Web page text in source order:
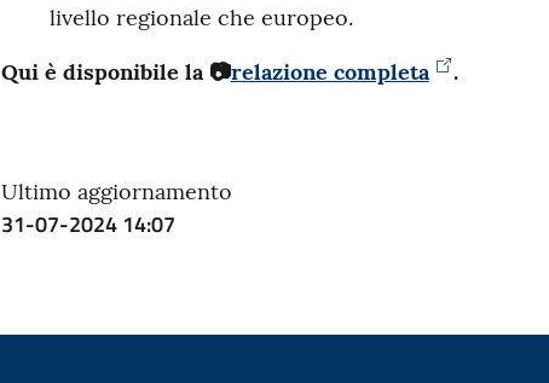
livello regionale che europeo.
Qui è disponibile la 📷relazione completa .
Ultimo aggiornamento
31-07-2024 14:07